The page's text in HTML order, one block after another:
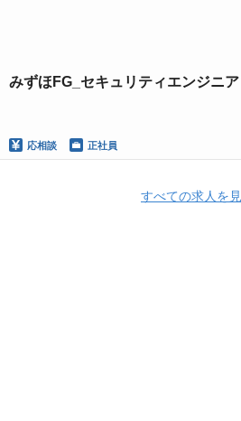
みずほFG_セキュリティエンジニア
応相談 正社員
すべての求人を